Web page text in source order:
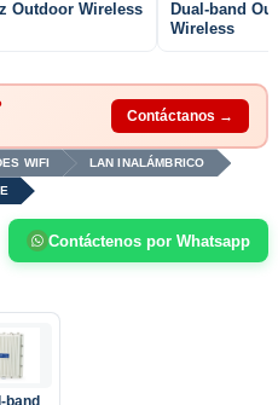
Outdoor Wireless
Dual-band
Wireless
Contáctanos →
WIFI LAN INALÁMBRICO
Contáctenos por Whatsapp